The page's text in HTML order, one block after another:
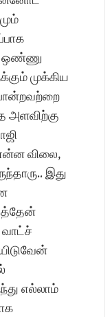
ஒண்ணு
முக்கிய
அளவிற்கு
விலை,
இது
வாட்ச்
எல்லாம்